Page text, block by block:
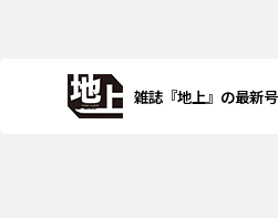
雑誌『地上』の最新